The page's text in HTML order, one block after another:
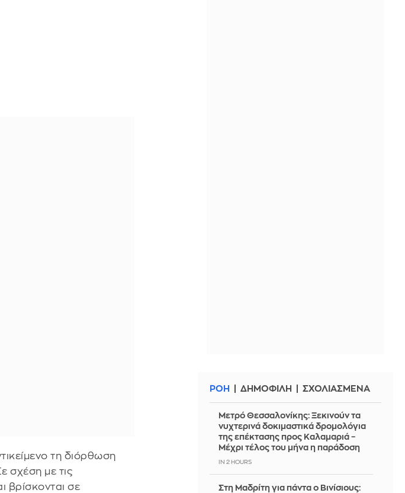
τη διόρθωση
σχέση με τις
βρίσκονται σε
ΡΟΗ ΔΗΜΟΦΙΛΗ ΣΧΟΛΙΑΣΜΕΝΑ
Μετρό Θεσσαλονίκης: Ξεκινούν τα
νυχτερινά δοκιμαστικά δρομολόγια
της επέκτασης προς Καλαμαριά –
Μέχρι τέλος του μήνα η παράδοση
IN 2 HOURS
Στη Μαδρίτη για πάντα ο Βινίσιους: